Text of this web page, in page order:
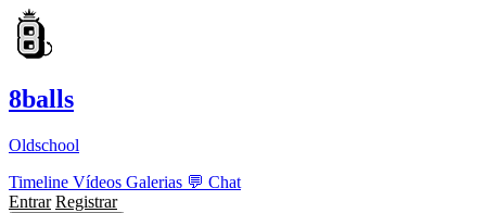
8balls
Oldschool
Timeline Vídeos Galerias 💬 Chat
Entrar Registrar